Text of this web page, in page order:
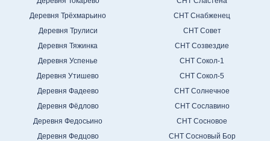
Деревня Трёхмарьино
Деревня Трулиси
Деревня Тяжинка
Деревня Успенье
Деревня Утишево
Деревня Фадеево
Деревня Фёдлово
Деревня Федосьино
Деревня Федцово
СНТ Снабженец
СНТ Совет
СНТ Созвездие
СНТ Сокол-1
СНТ Сокол-5
СНТ Солнечное
СНТ Сославино
СНТ Сосновое
СНТ Сосновый Бор